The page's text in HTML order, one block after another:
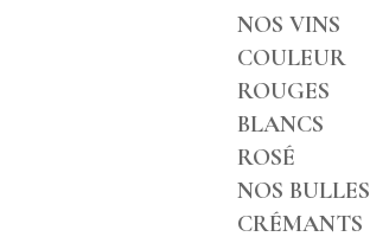
NOS VINS
COULEUR
ROUGES
BLANCS
ROSÉ
NOS BULLES
CRÉMANTS